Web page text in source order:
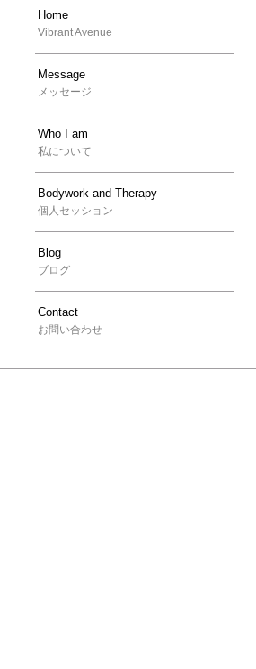
Home
Vibrant Avenue
Message
メッセージ
Who I am
私について
Bodywork and Therapy
個人セッション
Blog
ブログ
Contact
お問い合わせ